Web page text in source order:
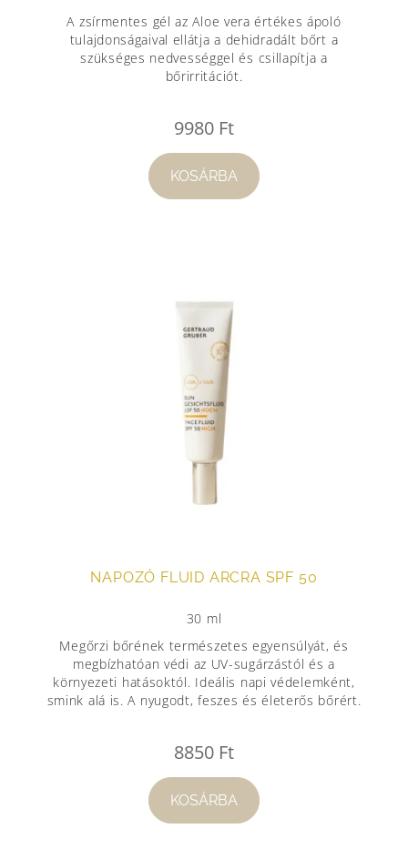
A zsírmentes gél az Aloe vera értékes ápoló
tulajdonságaival ellátja a dehidradált bőrt a
szükséges nedvességgel és csillapítja a
bőrirritációt.
9980 Ft
KOSÁRBA
NAPOZÓ FLUID ARCRA SPF 50
30 ml
Megőrzi bőrének természetes egyensúlyát, és
megbízhatóan védi az UV-sugárzástól és a
környezeti hatásoktól. Ideális napi védelemként,
smink alá is. A nyugodt, feszes és életerős bőrért.
8850 Ft
KOSÁRBA